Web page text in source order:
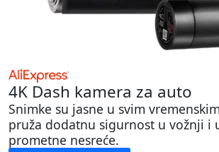
4K Dash kamera za auto
Snimke su jasne u svim
pruža dodatnu sigurnost u vožnji i
prometne nesreće.